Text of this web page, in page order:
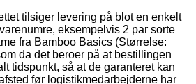
tilsiger levering på blot en enkelt
eksempelvis 2 par sorte
fra Bamboo Basics (Størrelse:
da det beroer på at bestillingen
tidspunkt, så at de garanteret kan
før logistikmedarbejderne har